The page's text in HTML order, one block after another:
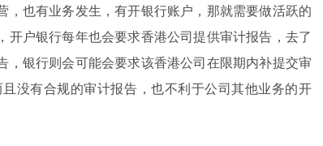
也有业务发生，有开银行账户，那就需要做活跃的
户银行每年也会要求香港公司提供审计报告，去了
银行则会可能会要求该香港公司在限期内补提交审
没有合规的审计报告，也不利于公司其他业务的开